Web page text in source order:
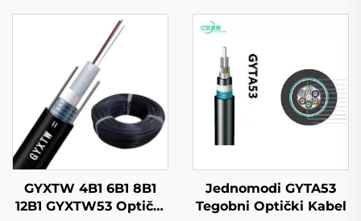
GYXTW 4B1 6B1 8B1
12B1 GYXTW53 Optički
Jednomodi GYTA53
Tegobni Optički Kabel